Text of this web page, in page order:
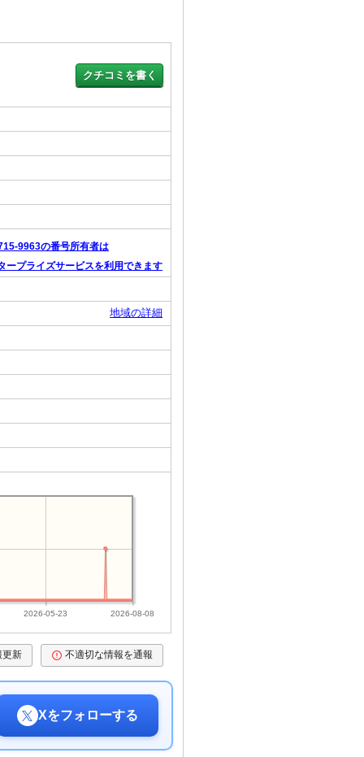
9963の番号所有者は
ープライズサービスを利用できます
地域の詳細
2026-05-23 2026-08-08
更新 不適切な情報を通報
Xをフォローする